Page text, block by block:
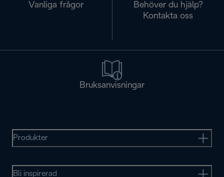
Vanliga frågor
Behöver du hjälp?
Kontakta oss
Bruksanvisningar
Produkter
Bli inspirerad